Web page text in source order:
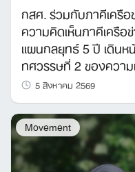
กสศ. ร่วมกับภาคีเครื
ความคิดเห็นภาคีเครือ
แผนกลยุทธ์ 5 ปี เดินห
ทศวรรษที่ 2 ของควา
5 สิงหาคม 2569
Movement